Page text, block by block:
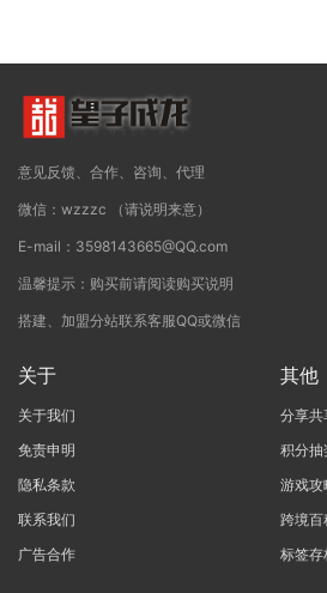
意见反馈、合作、咨询、代理
微信：wzzzc （请说明来意）
E-mail：3598143665@QQ.com
温馨提示：购买前请阅读购买说明
搭建、加盟分站联系客服QQ或微信
关于
关于我们
免责申明
隐私条款
联系我们
广告合作
其他
分享共
积分抽
游戏攻
跨境百
标签存